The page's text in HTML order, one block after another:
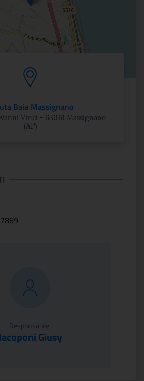
Baia Massignano
Vinci - 63061 Massignano
(AP)
Responsabile:
Giusy